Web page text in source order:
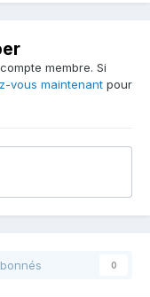
membre. Si
vous maintenant pour
0